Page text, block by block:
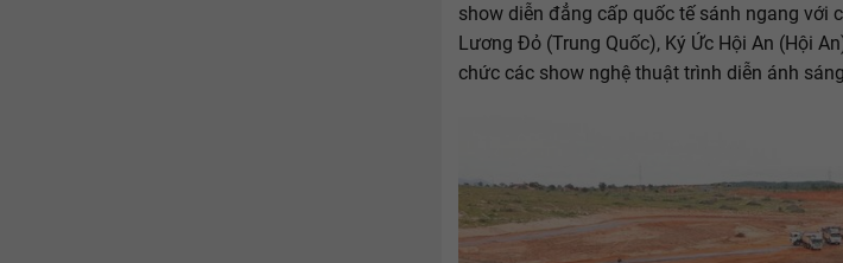
show diễn đẳng cấp quốc tế sánh ngang với
Lương Đỏ (Trung Quốc), Ký Ức Hội An (Hội
chức các show nghệ thuật trình diễn ánh